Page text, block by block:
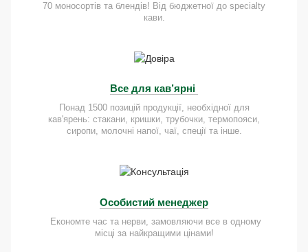
70 моносортів та блендів! Від бюджетної до specialty
кави.
Все для кав’ярні
Понад 1500 позицій продукції, необхідної для
кав'ярень: стакани, кришки, трубочки, термопояси,
сиропи, молочні напої, чаї, спеції та інше.
Особистий менеджер
Економте час та нерви, замовляючи все в одному
місці за найкращими цінами!